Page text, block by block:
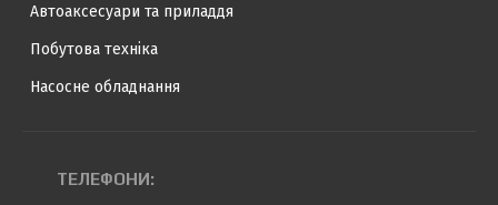
Автоаксесуари та приладдя
Побутова техніка
Насосне обладнання
ТЕЛЕФОНИ: